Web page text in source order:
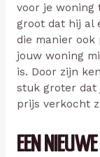
voor je woning
groot dat hij al
die manier ook
jouw woning
is. Door zijn
stuk groter dat
prijs verkocht
EEN